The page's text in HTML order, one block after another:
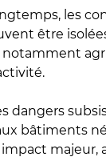
les
être
dangers
bâtiments